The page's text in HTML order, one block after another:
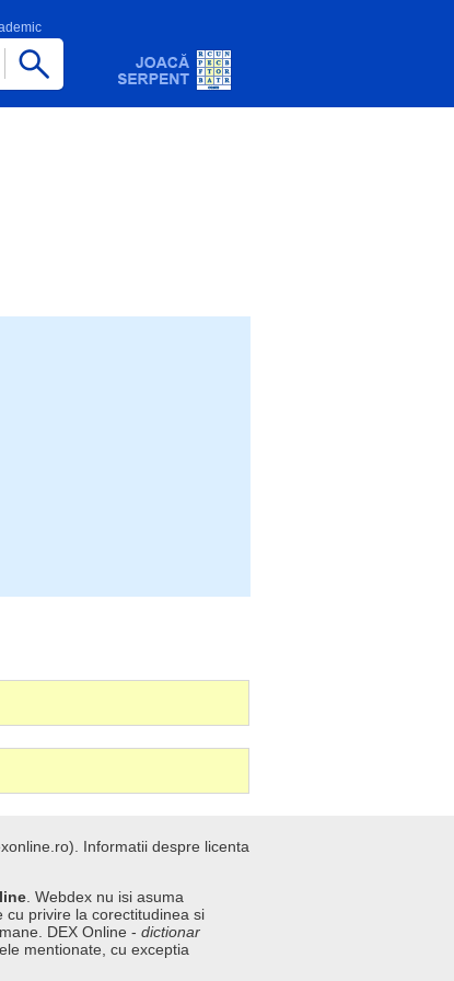
Informatii despre licenta
. Webdex nu isi asuma
privire la corectitudinea si
DEX Online - dictionar
mentionate, cu exceptia